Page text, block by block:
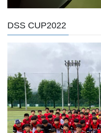
DSS CUP2022